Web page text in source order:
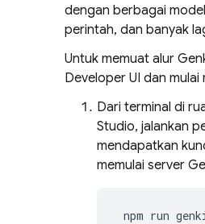
dengan berbagai
perintah, dan banyak
Untuk memuat alur
Developer UI dan mulai
Dari terminal di
Studio, jalankan
mendapatkan
memulai server
npm run